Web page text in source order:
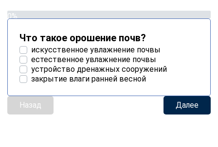
0%
Что такое орошение почв?
искусственное увлажнение почвы
естественное увлажнение почвы
устройство дренажных сооружений
закрытие влаги ранней весной
Назад Далее